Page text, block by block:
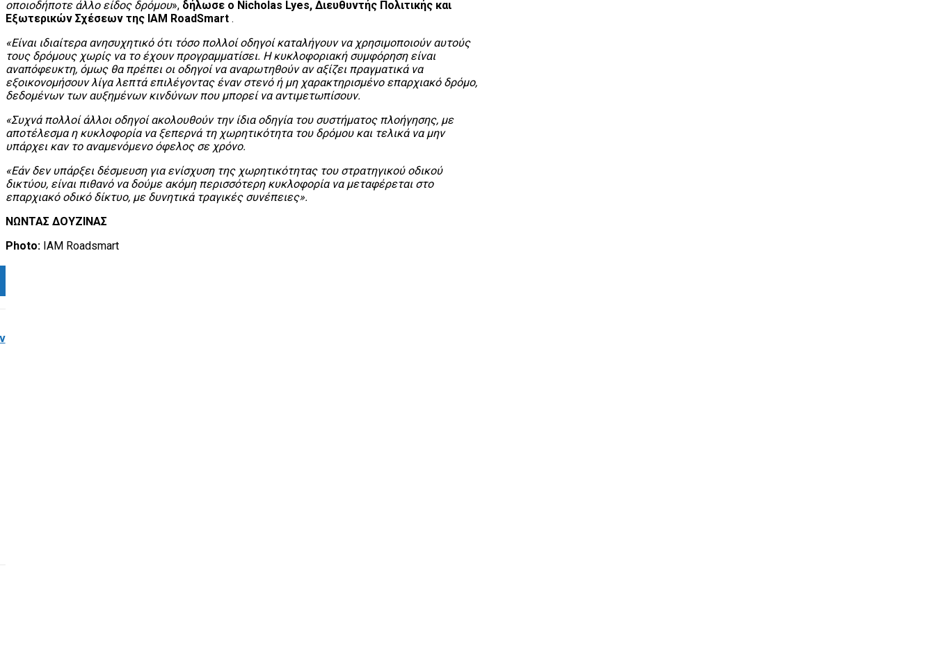
οποιοδήποτε άλλο είδος δρόμου», δήλωσε ο Nicholas Lyes, Διευθυντής Πολιτικής και
Εξωτερικών Σχέσεων της IAM RoadSmart .
«Είναι ιδιαίτερα ανησυχητικό ότι τόσο πολλοί οδηγοί καταλήγουν να χρησιμοποιούν αυτούς
τους δρόμους χωρίς να το έχουν προγραμματίσει. Η κυκλοφοριακή συμφόρηση είναι
αναπόφευκτη, όμως θα πρέπει οι οδηγοί να αναρωτηθούν αν αξίζει πραγματικά να
εξοικονομήσουν λίγα λεπτά επιλέγοντας έναν στενό ή μη χαρακτηρισμένο επαρχιακό δρόμο,
δεδομένων των αυξημένων κινδύνων που μπορεί να αντιμετωπίσουν.
«Συχνά πολλοί άλλοι οδηγοί ακολουθούν την ίδια οδηγία του συστήματος πλοήγησης, με
αποτέλεσμα η κυκλοφορία να ξεπερνά τη χωρητικότητα του δρόμου και τελικά να μην
υπάρχει καν το αναμενόμενο όφελος σε χρόνο.
«Εάν δεν υπάρξει δέσμευση για ενίσχυση της χωρητικότητας του στρατηγικού οδικού
δικτύου, είναι πιθανό να δούμε ακόμη περισσότερη κυκλοφορία να μεταφέρεται στο
επαρχιακό οδικό δίκτυο, με δυνητικά τραγικές συνέπειες».
ΝΩΝΤΑΣ ΔΟΥΖΙΝΑΣ
Photo: IAM Roadsmart